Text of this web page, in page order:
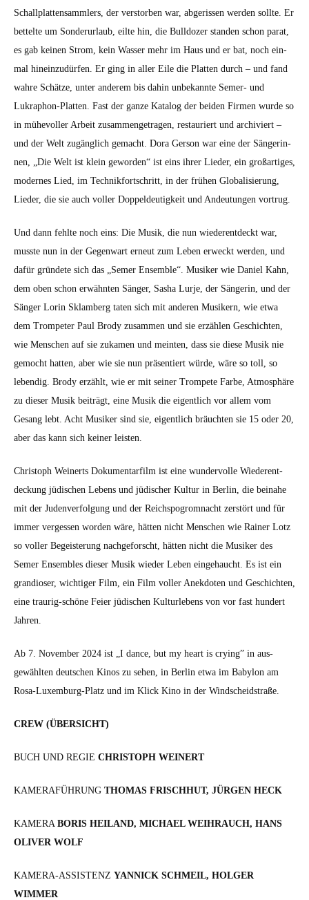
Schallplat­ten­samm­lers, der ver­stor­ben war, abgeris­sen wer­den sollte. Er
bet­telte um Son­derurlaub, eilte hin, die Bull­doz­er standen schon parat,
es gab keinen Strom, kein Wass­er mehr im Haus und er bat, noch ein­
mal hineinzudür­fen. Er ging in aller Eile die Plat­ten durch – und fand
wahre Schätze, unter anderem bis dahin unbekan­nte Semer- und
Lukraphon-Plat­ten. Fast der ganze Kat­a­log der bei­den Fir­men wurde so
in mühevoller Arbeit zusam­menge­tra­gen, restau­ri­ert und archiviert –
und der Welt zugänglich gemacht. Dora Ger­son war eine der Sän­gerin­
nen, „Die Welt ist klein gewor­den“ ist eins ihrer Lieder, ein großar­tiges,
mod­ernes Lied, im Tech­nikfortschritt, in der frühen Glob­al­isierung,
Lieder, die sie auch voller Dop­peldeutigkeit und Andeu­tun­gen vortrug.
Und dann fehlte noch eins: Die Musik, die nun wieder­ent­deckt war,
musste nun in der Gegen­wart erneut zum Leben erweckt wer­den, und
dafür grün­dete sich das „Semer Ensem­ble“. Musik­er wie Daniel Kahn,
dem oben schon erwäh­n­ten Sänger, Sasha Lur­je, der Sän­gerin, und der
Sänger Lorin Sklam­berg tat­en sich mit anderen Musik­ern, wie etwa
dem Trompeter Paul Brody zusam­men und sie erzählen Geschicht­en,
wie Men­schen auf sie zuka­men und mein­ten, dass sie diese Musik nie
gemocht hat­ten, aber wie sie nun präsen­tiert würde, wäre so toll, so
lebendig. Brody erzählt, wie er mit sein­er Trompete Farbe, Atmo­sphäre
zu dieser Musik beiträgt, eine Musik die eigentlich vor allem vom
Gesang lebt. Acht Musik­er sind sie, eigentlich bräucht­en sie 15 oder 20,
aber das kann sich kein­er leis­ten.
Christoph Wein­erts Doku­men­tarfilm ist eine wun­der­volle Wieder­ent­
deck­ung jüdis­chen Lebens und jüdis­ch­er Kul­tur in Berlin, die beina­he
mit der Juden­ver­fol­gung und der Reich­s­pogrom­nacht zer­stört und für
immer vergessen wor­den wäre, hät­ten nicht Men­schen wie Rain­er Lotz
so voller Begeis­terung nachge­forscht, hät­ten nicht die Musik­er des
Semer Ensem­bles dieser Musik wieder Leben einge­haucht. Es ist ein
grandios­er, wichtiger Film, ein Film voller Anek­doten und Geschicht­en,
eine trau­rig-schöne Feier jüdis­chen Kul­turlebens von vor fast hun­dert
Jahren.
Ab 7. Novem­ber 2024 ist „I dance, but my heart is cry­ing” in aus­
gewählten deutschen Kinos zu sehen, in Berlin etwa im Baby­lon am
Rosa-Lux­em­burg-Platz und im Klick Kino in der Wind­schei­d­straße.
CREW (ÜBERSICHT)
BUCH UND REGIE CHRISTOPH WEINERT
KAMERAFÜHRUNG THOMAS FRISCHHUT, JÜRGEN HECK
KAMERA BORIS HEILAND, MICHAEL WEIHRAUCH, HANS
OLIVER WOLF
KAMERA-ASSISTENZ YANNICK SCHMEIL, HOLGER
WIMMER